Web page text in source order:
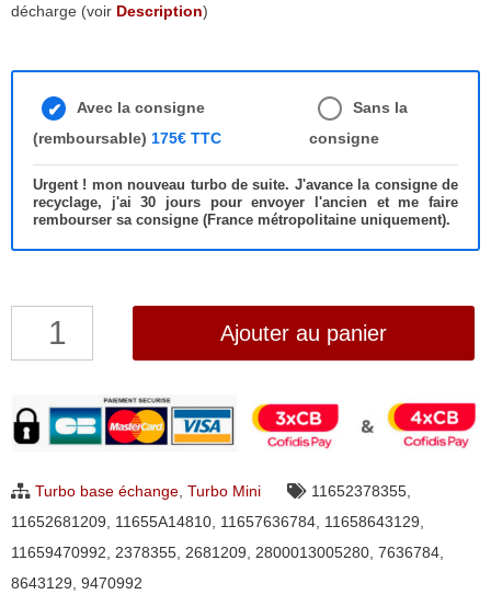
décharge (voir Description)
Avec la consigne
(remboursable) 175€ TTC
Sans la
consigne
Urgent ! mon nouveau turbo de suite. J'avance la consigne de
recyclage, j'ai 30 jours pour envoyer l'ancien et me faire
rembourser sa consigne (France métropolitaine uniquement).
quantité
MINI
Cooper,
Clubman,
Continental
Ajouter au panier
Turbo base échange, Turbo Mini 11652378355,
11652681209, 11655A14810, 11657636784, 11658643129,
11659470992, 2378355, 2681209, 2800013005280, 7636784,
8643129, 9470992